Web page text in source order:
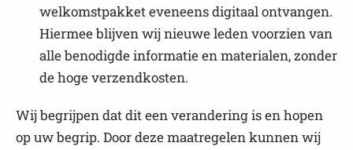
welkomstpakket eveneens digitaal ontvangen.
Hiermee blijven wij nieuwe leden voorzien van
alle benodigde informatie en materialen, zonder
de hoge verzendkosten.
Wij begrijpen dat dit een verandering is en hopen
op uw begrip. Door deze maatregelen kunnen wij